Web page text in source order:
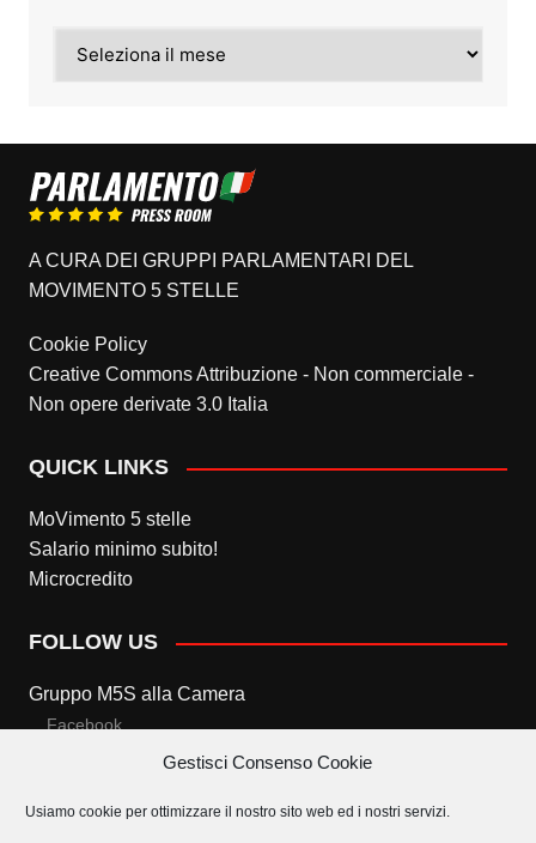
Gestisci Consenso Cookie
Usiamo cookie per ottimizzare il nostro sito web ed i nostri servizi.
A CURA DEI GRUPPI PARLAMENTARI DEL
MOVIMENTO 5 STELLE
Cookie Policy
Creative Commons Attribuzione - Non commerciale -
Non opere derivate 3.0 Italia
QUICK LINKS
MoVimento 5 stelle
Salario minimo subito!
Microcredito
FOLLOW US
Gruppo M5S alla Camera
Facebook